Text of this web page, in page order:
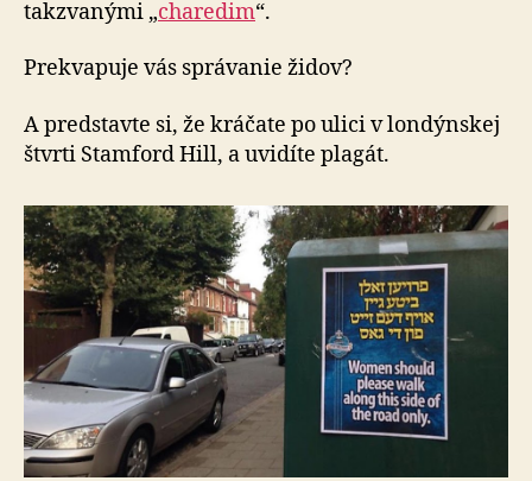
takzvanými „charedim“.
Prekvapuje vás správanie židov?
A predstavte si, že kráčate po ulici v londýnskej
štvrti Stamford Hill, a uvidíte plagát.